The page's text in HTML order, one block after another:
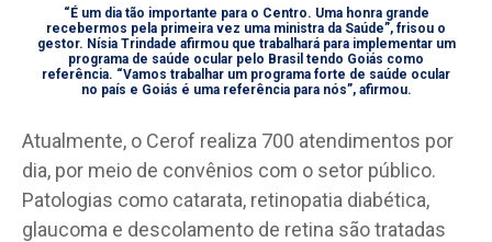
“É um dia tão importante para o Centro. Uma honra grande
recebermos pela primeira vez uma ministra da Saúde”, frisou o
gestor. Nísia Trindade afirmou que trabalhará para implementar um
programa de saúde ocular pelo Brasil tendo Goiás como
referência. “Vamos trabalhar um programa forte de saúde ocular
no país e Goiás é uma referência para nós”, afirmou.
Atualmente, o Cerof realiza 700 atendimentos por
dia, por meio de convênios com o setor público.
Patologias como catarata, retinopatia diabética,
glaucoma e descolamento de retina são tratadas